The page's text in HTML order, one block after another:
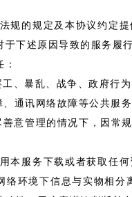
规的规定及本协议约定
于下述原因导致的服务履
、暴乱、战争、政府行
通讯网络故障等公共服
意管理的情况下，因常
本服务下载或者获取任
络环境下信息与实物相